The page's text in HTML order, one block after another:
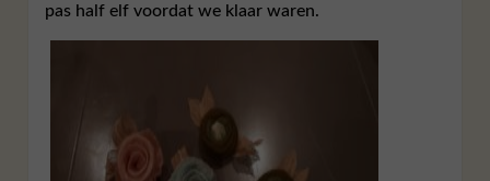
pas half elf voordat we klaar waren.